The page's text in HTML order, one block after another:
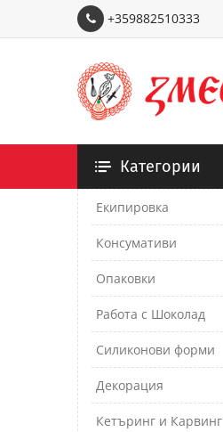
+359882510333
Категории
Екипировка
Консумативи
Опаковки
Работа с Шоколад
Силиконови форми
Декорация
Кетъринг и Карвинг